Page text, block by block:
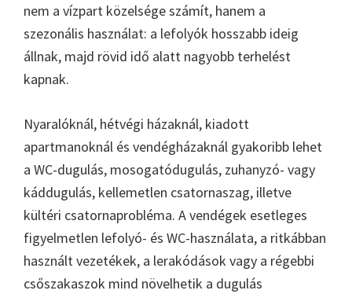
nem a vízpart közelsége számít, hanem a
szezonális használat: a lefolyók hosszabb ideig
állnak, majd rövid idő alatt nagyobb terhelést
kapnak.
Nyaralóknál, hétvégi házaknál, kiadott
apartmanoknál és vendégházaknál gyakoribb lehet
a WC-dugulás, mosogatódugulás, zuhanyzó- vagy
káddugulás, kellemetlen csatornaszag, illetve
kültéri csatornaprobléma. A vendégek esetleges
figyelmetlen lefolyó- és WC-használata, a ritkábban
használt vezetékek, a lerakódások vagy a régebbi
csőszakaszok mind növelhetik a dugulás